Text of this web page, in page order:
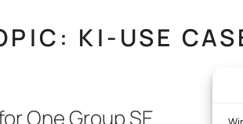
KI-USE
One Group SE